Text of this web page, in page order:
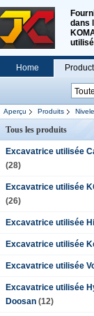
dans
Home
Aperçu Produits
Tous les produits
Excavatrice utilisée
(28)
Excavatrice utilisée
(26)
Excavatrice utilisée
Excavatrice utilisée
Excavatrice utilisée
Excavatrice utilisée
Doosan (12)